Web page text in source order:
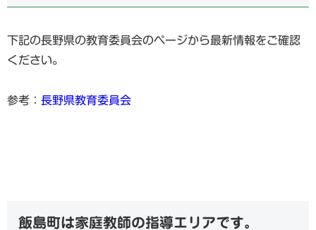
下記の長野県の教育委員会のページから最新情報をご確認
ください。
参考： 長野県教育委員会
飯島町は家庭教師の指導エリアです。